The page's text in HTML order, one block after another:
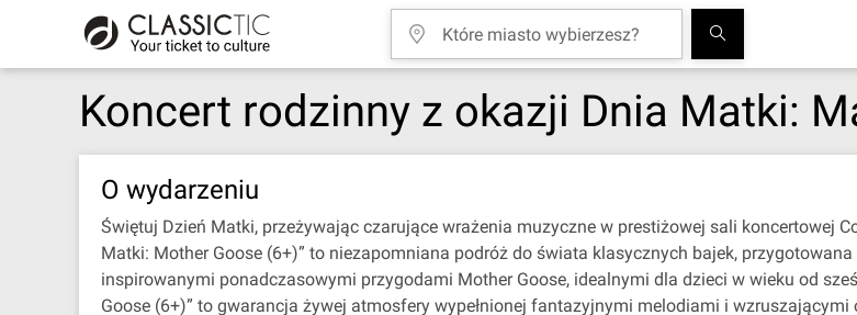
Koncert rodzinny z okazji Dnia Matki:
O wydarzeniu
Świętuj Dzień Matki, przeżywając czarujące wrażenia muzyczne w prestiżowej sali koncertowej
Matki: Mother Goose (6+)” to niezapomniana podróż do świata klasycznych bajek,
inspirowanymi ponadczasowymi przygodami Mother Goose, idealnymi dla dzieci w wieku od
Goose (6+)” to gwarancja żywej atmosfery wypełnionej fantazyjnymi melodiami i